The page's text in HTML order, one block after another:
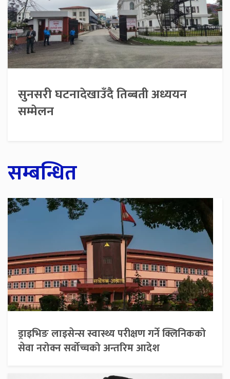
सुनसरी घटनादेखाउँदै तिब्बती अध्ययन
सम्मेलन
सम्बन्धित
ड्राइभिङ लाइसेन्स स्वास्थ्य परीक्षण गर्ने क्लिनिकको
सेवा नरोक्न सर्वोच्चको अन्तरिम आदेश